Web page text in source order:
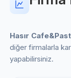
Hasır
diğer firmalarla
yapabilirsiniz.